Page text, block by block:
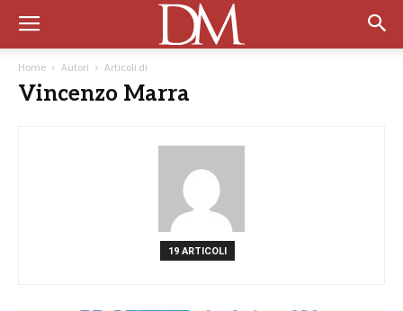
Home Autori Articoli di
Vincenzo Marra
19 ARTICOLI